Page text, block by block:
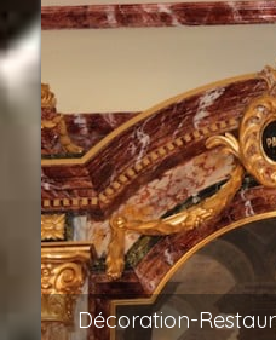
Décoration-